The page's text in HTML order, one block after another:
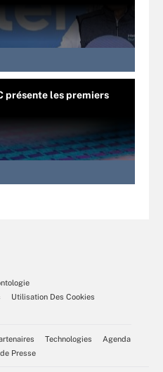
présente les premiers
Utilisation Des Cookies
Technologies
Agenda
Presse